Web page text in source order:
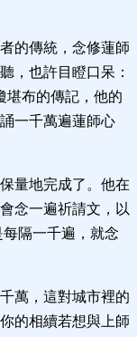
的傳統，念修蓮師
，也許目瞪口呆：
堪布的傳記，他的
一千萬遍蓮師心
量地完成了。他在
念一遍祈請文，以
隔一千遍，就念
萬，這對城市裡的
的相續若想與上師